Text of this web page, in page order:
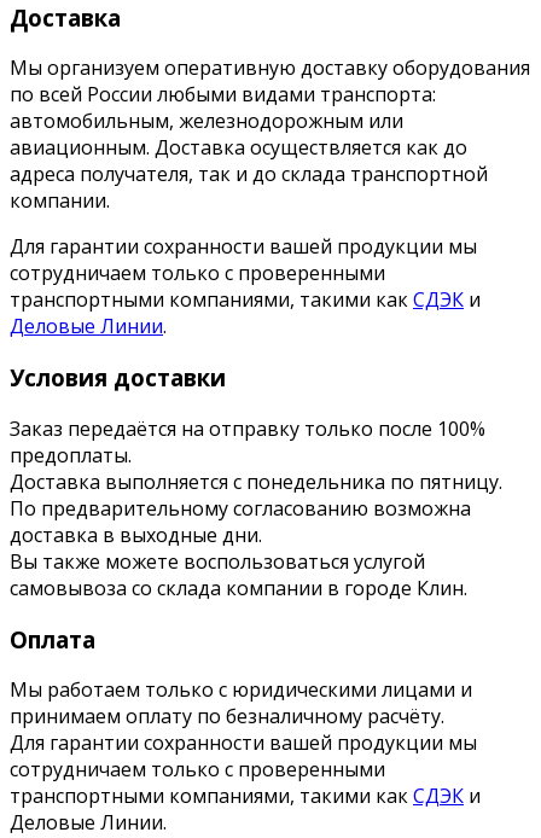
Доставка
Мы организуем оперативную доставку оборудования
по всей России любыми видами транспорта:
автомобильным, железнодорожным или
авиационным. Доставка осуществляется как до
адреса получателя, так и до склада транспортной
компании.
Для гарантии сохранности вашей продукции мы
сотрудничаем только с проверенными
транспортными компаниями, такими какСДЭК и
Деловые Линии.
Условия доставки
Заказ передаётся на отправку только после 100%
предоплаты.
Доставка выполняется с понедельника по пятницу.
По предварительному согласованию возможна
доставка в выходные дни.
Вы также можете воспользоваться услугой
самовывоза со склада компании в городе Клин.
Оплата
Мы работаем только с юридическими лицами и
принимаем оплату по безналичному расчёту.
Для гарантии сохранности вашей продукции мы
сотрудничаем только с проверенными
транспортными компаниями, такими какСДЭК и
Деловые Линии.